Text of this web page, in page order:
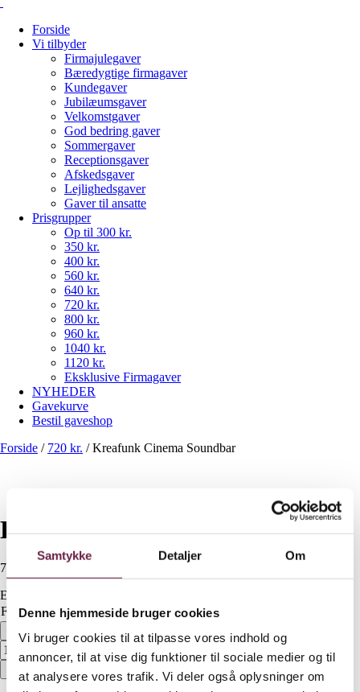
Samtykke Detaljer Om
Denne hjemmeside bruger cookies
Vi bruger cookies til at tilpasse vores indhold og
annoncer, til at vise dig funktioner til sociale medier og til
at analysere vores trafik. Vi deler også oplysninger om
Forside
Vi tilbyder
Firmajulegaver
Bæredygtige firmagaver
Kundegaver
Jubilæumsgaver
Velkomstgaver
God bedring gaver
Sommergaver
Receptionsgaver
Afskedsgaver
Lejlighedsgaver
Gaver til ansatte
Prisgrupper
Op til 300 kr.
350 kr.
400 kr.
560 kr.
640 kr.
720 kr.
800 kr.
960 kr.
1040 kr.
1120 kr.
Eksklusive Firmagaver
NYHEDER
Gavekurve
Bestil gaveshop
Forside / 720 kr. /Kreafunk Cinema Soundbar
Kreafunk Cinema Soundbar
720,00
Ekskl. moms
Farve
Ryd
Kreafunk Cinema Soundbar antal